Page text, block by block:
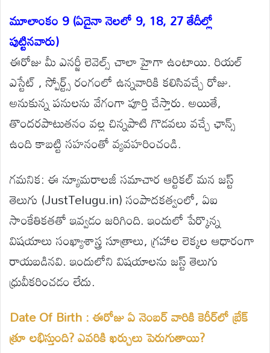
మూలాంకం 9 (ఏదైనా నెలలో 9, 18, 27 తేదీల్లో
పుట్టినవారు)
ఈరోజు మీ ఎనర్జీ లెవెల్స్ చాలా హైగా ఉంటాయి. రియల్
ఎస్టేట్ , స్పోర్ట్స్ రంగంలో ఉన్నవారికి కలిసివచ్చే రోజు.
అనుకున్న పనులను వేగంగా పూర్తి చేస్తారు. అయితే,
తొందరపాటుతనం వల్ల చిన్నపాటి గొడవలు వచ్చే ఛాన్స్
ఉంది కాబట్టి సహనంతో వ్యవహరించండి.
గమనిక: ఈ న్యూమరాలజీ సమాచార ఆర్టికల్ మన జస్ట్
తెలుగు (JustTelugu.in) సంపాదకత్వంలో, ఏఐ
సాంకేతికతతో ఇవ్వడం జరిగింది. ఇందులో పేర్కొన్న
విషయాలు సంఖ్యాశాస్త్ర సూత్రాలు, గ్రహాల లెక్కల ఆధారంగా
రాయబడినవి. ఇందులోని విషయాలను జస్ట్ తెలుగు
ధ్రువీకరించడం లేదు.
Date Of Birth : ఈరోజు ఏ నెంబర్ వారికి కెరీర్‌లో బ్రేక్
త్రూ లభిస్తుంది? ఎవరికి ఖర్చులు పెరుగుతాయి?